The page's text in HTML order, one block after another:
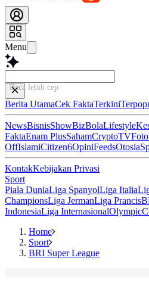
Menu
Baca lebih cepat...
Berita UtamaCek FaktaTerkini
NewsBisnisShowBizBolaLifestyle
FaktaEnam PlusSahamCryptoTVFoto
OffIslamiCitizen6OpiniFeedsOtosia
KontakKebijakan Privasi
Sport
Piala DuniaLiga SpanyolLiga Italia
ChampionsLiga JermanLiga Prancis
IndonesiaLiga InternasionalOlympic
Home
Sport
BRI Super League